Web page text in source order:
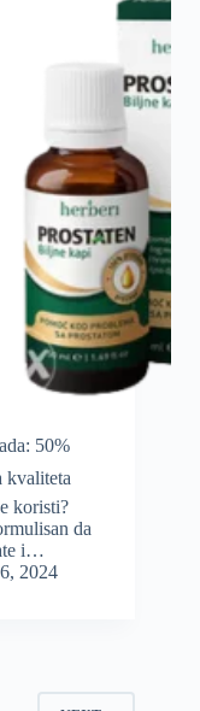
50%
kvaliteta
koristi?
da
i…
2024